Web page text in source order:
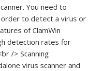
You need to
order to detect a virus or
of ClamWin
detection rates for
/> Scanning
virus scanner and